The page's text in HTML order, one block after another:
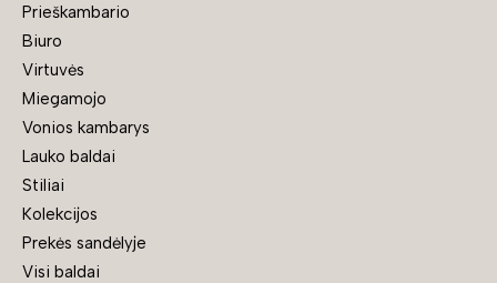
Prieškambario
Biuro
Virtuvės
Miegamojo
Vonios kambarys
Lauko baldai
Stiliai
Kolekcijos
Prekės sandėlyje
Visi baldai